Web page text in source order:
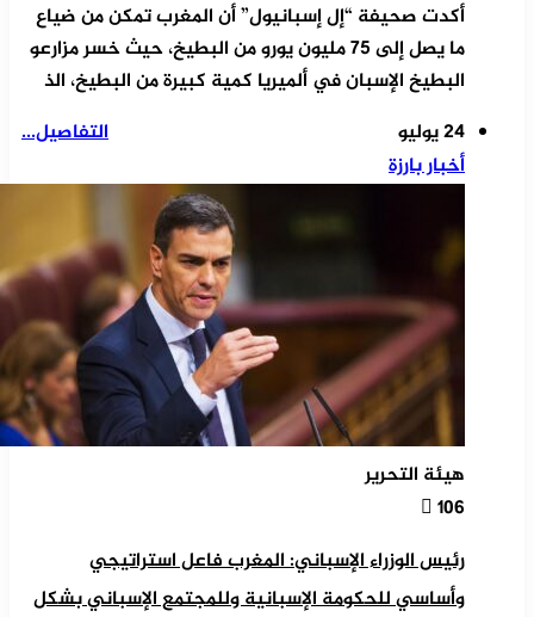
أكدت صحيفة “إل إسبانيول” أن المغرب تمكن من ضياع
ما يصل إلى 75 مليون يورو من البطيخ، حيث خسر مزارعو
البطيخ الإسبان في ألميريا كمية كبيرة من البطيخ، الذ
التفاصيل...
24 يوليو
أخبار بارزة
هيئة التحرير
106
رئيس الوزراء الإسباني: المغرب فاعل استراتيجي
وأساسي للحكومة الإسبانية وللمجتمع الإسباني بشكل